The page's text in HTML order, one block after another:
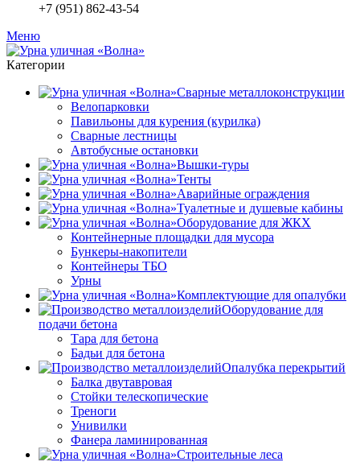
+7 (951) 862-43-54
Меню
Категории
Сварные металлоконструкции
Велопарковки
Павильоны для курения (курилка)
Сварные лестницы
Автобусные остановки
Вышки-туры
Тенты
Аварийные ограждения
Туалетные и душевые кабины
Оборудование для ЖКХ
Контейнерные площадки для мусора
Бункеры-накопители
Контейнеры ТБО
Урны
Комплектующие для опалубки
Оборудование для
подачи бетона
Тара для бетона
Бадьи для бетона
Опалубка перекрытий
Балка двутавровая
Стойки телескопические
Треноги
Унивилки
Фанера ламинированная
Строительные леса